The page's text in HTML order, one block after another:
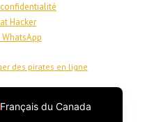
Hacker
des pirates en ligne
Français du Canada
English (New Zealand)
English (Canada)